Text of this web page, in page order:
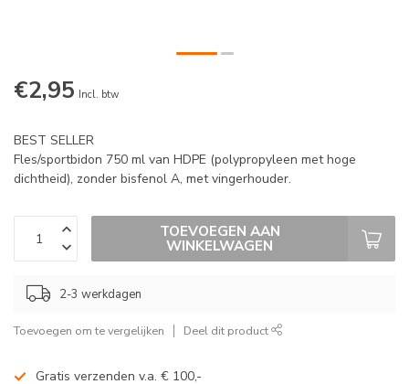
€2,95 Incl. btw
BEST SELLER
Fles/sportbidon 750 ml van HDPE (polypropyleen met hoge
dichtheid), zonder bisfenol A, met vingerhouder.
TOEVOEGEN AAN
WINKELWAGEN
2-3 werkdagen
Toevoegen om te vergelijken Deel dit product
Gratis verzenden v.a. € 100,-